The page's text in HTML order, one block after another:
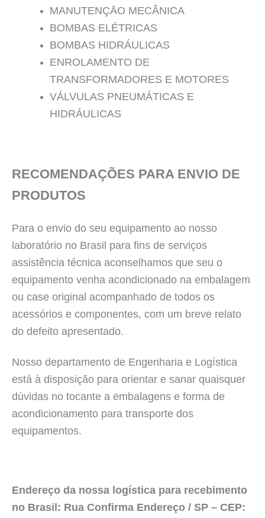
MANUTENÇĀO MECÂNICA
BOMBAS ELÉTRICAS
BOMBAS HIDRÁULICAS
ENROLAMENTO DE
TRANSFORMADORES E MOTORES
VÁLVULAS PNEUMÁTICAS E
HIDRÁULICAS
RECOMENDAÇÕES PARA ENVIO DE
PRODUTOS
Para o envio do seu equipamento ao nosso
laboratório no Brasil para fins de serviços
assistência técnica aconselhamos que seu o
equipamento venha acondicionado na embalagem
ou case original acompanhado de todos os
acessórios e componentes, com um breve relato
do defeito apresentado.
Nosso departamento de Engenharia e Logística
está à disposição para orientar e sanar quaisquer
dúvidas no tocante a embalagens e forma de
acondicionamento para transporte dos
equipamentos.
Endereço da nossa logística para recebimento
no Brasil: Rua Confirma Endereço / SP – CEP: